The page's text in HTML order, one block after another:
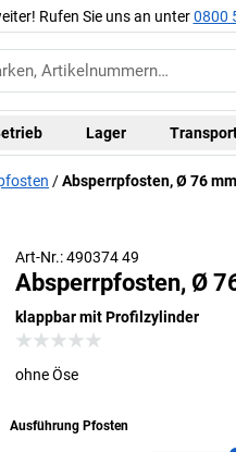
Rufen Sie uns an unter0800
Lager
Absperrpfosten, Ø 76
Art-Nr.: 490374 49
Absperrpfosten, Ø
klappbar mit Profilzylinder
ohne Öse
Ausführung Pfosten